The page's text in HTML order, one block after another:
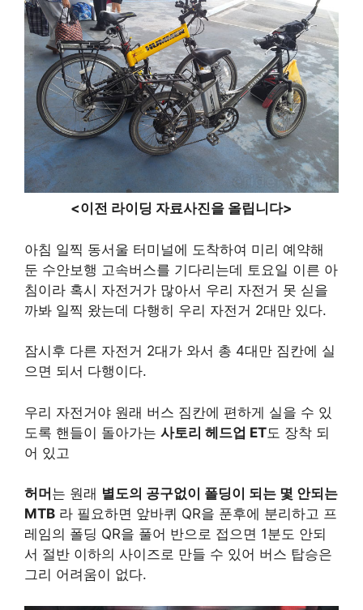
<이전 라이딩 자료사진을 올립니다>
아침 일찍 동서울 터미널에 도착하여 미리 예약해
둔 수안보행 고속버스를 기다리는데 토요일 이른 아
침이라 혹시 자전거가 많아서 우리 자전거 못 싣을
까봐 일찍 왔는데 다행히 우리 자전거 2대만 있다.
잠시후 다른 자전거 2대가 와서 총 4대만 짐칸에 실
으면 되서 다행이다.
우리 자전거야 원래 버스 짐칸에 편하게 실을 수 있
도록 핸들이 돌아가는 사토리 헤드업 ET도 장착 되
어 있고
허머 는 원래 별도의 공구없이 폴딩이 되는 몇 안되는
MTB 라 필요하면 앞바퀴 QR을 푼후에 분리하고 프
레임의 폴딩 QR을 풀어 반으로 접으면 1분도 안되
서 절반 이하의 사이즈로 만들 수 있어 버스 탑승은
그리 어려움이 없다.